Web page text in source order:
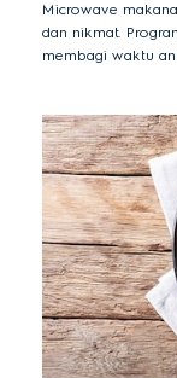
Microwave
dan nikmat.
membagi waktu
tekstur.